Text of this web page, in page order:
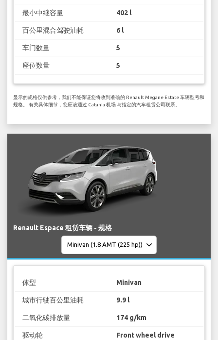
最小中继容量 402 l
百公里混合驾驶油耗 6 l
车门数量 5
座位数量 5
显示的规格仅供参考，我们不能保证您将收到准确的 Renault Megane Estate 车辆型号和
规格。 有关具体细节，您应该通过 Catania 机场 与指定的汽车租赁公司联系。
Renault Espace 租赁车辆 - 规格
体型 Minivan
城市行驶百公里油耗 9.9 l
二氧化碳排放量 174 g/km
驱动轮 Front wheel drive